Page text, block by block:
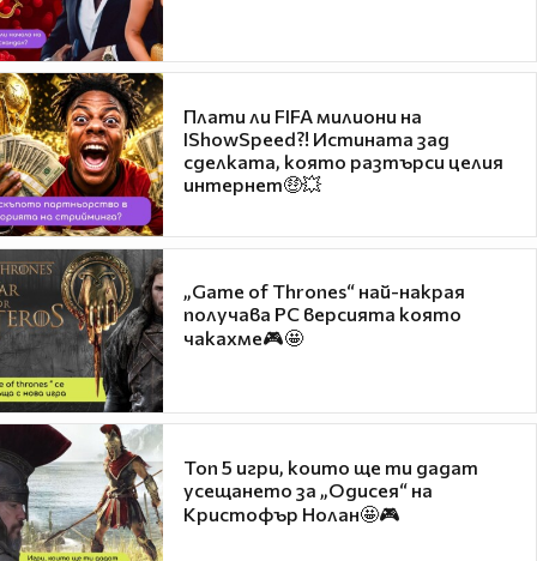
Плати ли FIFA милиони на
IShowSpeed?! Истината зад
сделката, която разтърси целия
интернет🤑💥
„Game of Thrones“ най-накрая
получава PC версията която
чакахме🎮🤩
Топ 5 игри, които ще ти дадат
усещането за „Одисея“ на
Кристофър Нолан🤩🎮